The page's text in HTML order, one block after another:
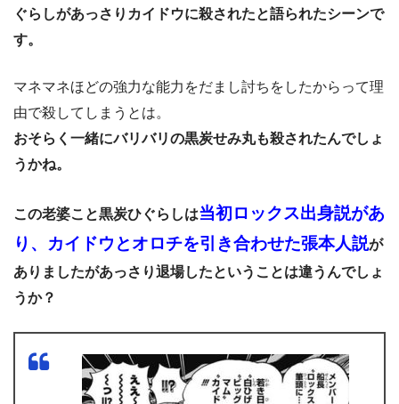
ぐらしがあっさりカイドウに殺されたと語られたシーンで
す。
マネマネほどの強力な能力をだまし討ちをしたからって理
由で殺してしまうとは。
おそらく一緒にバリバリの黒炭せみ丸も殺されたんでしょ
うかね。
この老婆こと黒炭ひぐらしは当初ロックス出身説があ
り、カイドウとオロチを引き合わせた張本人説が
ありましたがあっさり退場したということは違うんでしょ
うか？